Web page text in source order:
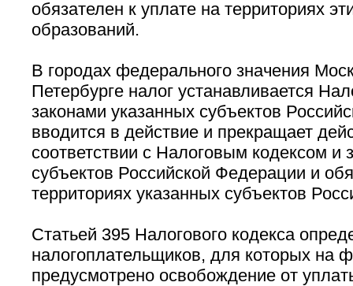
обязателен к уплате на территориях
образований.
В городах федерального значения
Петербурге налог устанавливается
законами указанных субъектов
вводится в действие и прекращает
соответствии с Налоговым кодексом и
субъектов Российской Федерации и
территориях указанных субъектов
Статьей 395 Налогового кодекса
налогоплательщиков, для которых на
предусмотрено освобождение от